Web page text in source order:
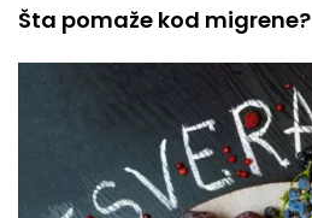
Šta pomaže kod migrene?